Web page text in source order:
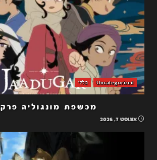
Uncategorized כללי
מכשפת מונגוליה פרק 6
אוגוסט 7, 2026